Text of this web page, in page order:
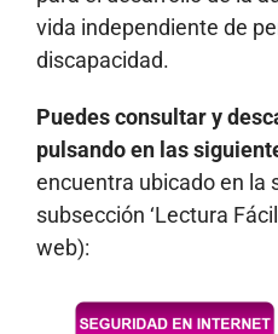
vida independiente de
discapacidad.
Puedes consultar y
pulsando en las
encuentra ubicado en la
subsección ‘Lectura
web):